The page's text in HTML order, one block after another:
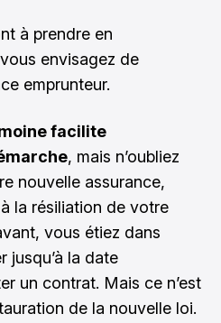
à prendre en
envisagez de
emprunteur.
facilite
, mais n’oubliez
nouvelle assurance,
la résiliation de votre
vous étiez dans
jusqu’à la date
un contrat. Mais ce n’est
de la nouvelle loi.